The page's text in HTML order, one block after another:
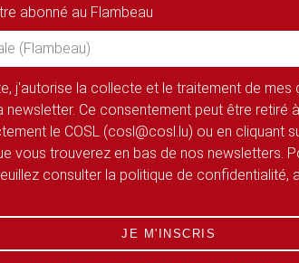
abonné au Flambeau
j'autorise la collecte et le traitement de mes
newsletter. Ce consentement peut être retiré
le COSL (cosl@cosl.lu) ou en cliquant
vous trouverez en bas de nos newsletters.
consulter la politique de confidentialité,
JE M'INSCRIS